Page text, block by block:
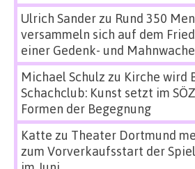
Ulrich Sanderzu Rund 350
versammeln sich auf dem
einer Gedenk- und Mahnwache
Michael Schulz zu Kirche wird
Schachclub: Kunst setzt im
Formen der Begegnung
Katte zu Theater Dortmund
zum Vorverkaufsstart der